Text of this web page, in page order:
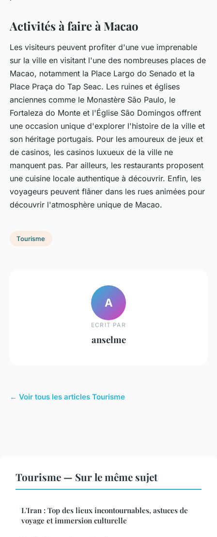
Activités à faire à Macao
Les visiteurs peuvent profiter d'une vue imprenable
sur la ville en visitant l'une des nombreuses places de
Macao, notamment la Place Largo do Senado et la
Place Praça do Tap Seac. Les ruines et églises
anciennes comme le Monastère São Paulo, le
Fortaleza do Monte et l'Église São Domingos offrent
une occasion unique d'explorer l'histoire de la ville et
son héritage portugais. Pour les amoureux de jeux et
de casinos, les casinos luxueux de la ville ne
manquent pas. Par ailleurs, les restaurants proposent
une cuisine locale authentique à découvrir. Enfin, les
voyageurs peuvent flâner dans les rues animées pour
découvrir l'atmosphère unique de Macao.
Tourisme
A
ECRIT PAR
anselme
← Voir tous les articles Tourisme
Tourisme — Sur le même sujet
L'Iran : Top des lieux incontournables, astuces de
voyage et immersion culturelle